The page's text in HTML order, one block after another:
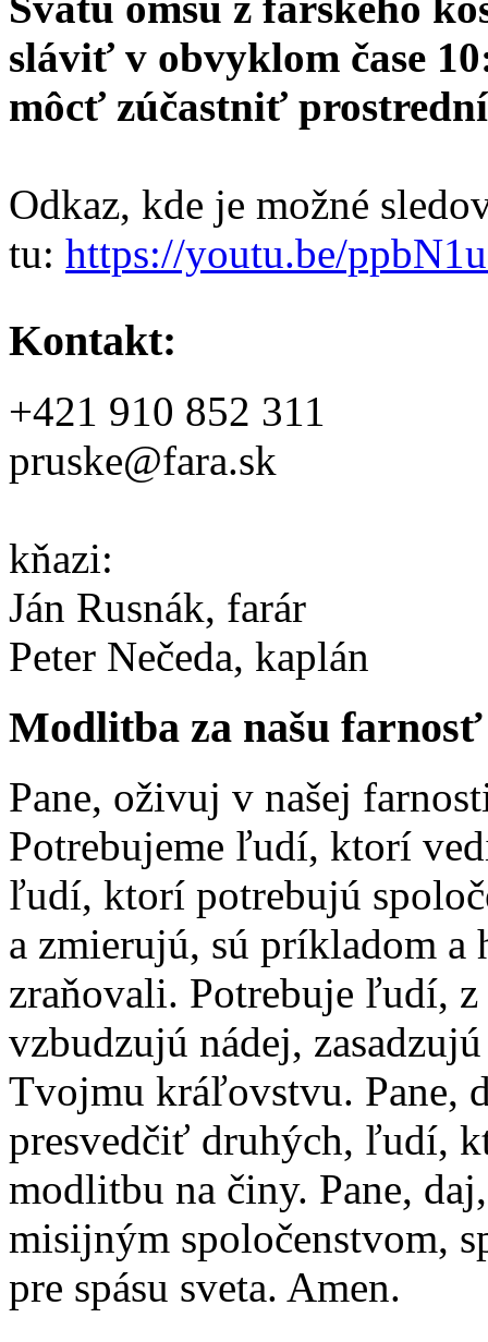
sláviť v obvyklom čase
môcť zúčastniť
Odkaz, kde je možné
tu: https://youtu.be/
Kontakt:
+421 910 852 311
pruske@fara.sk
kňazi:
Ján Rusnák, farár
Peter Nečeda, kaplán
Modlitba za našu farnosť
Pane, oživuj v našej
Potrebujeme ľudí, ktorí
ľudí, ktorí potrebujú
a zmierujú, sú príkladom a
zraňovali. Potrebuje ľudí,
vzbudzujú nádej,
Tvojmu kráľovstvu. Pane,
presvedčiť druhých, ľudí,
modlitbu na činy. Pane,
misijným spoločenstvom,
pre spásu sveta. Amen.